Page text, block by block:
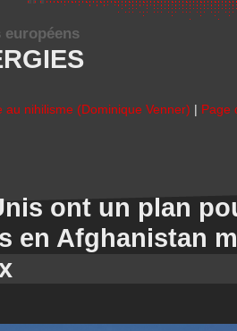
nihilisme (Dominique Venner) | Page
ont un plan
en Afghanistan